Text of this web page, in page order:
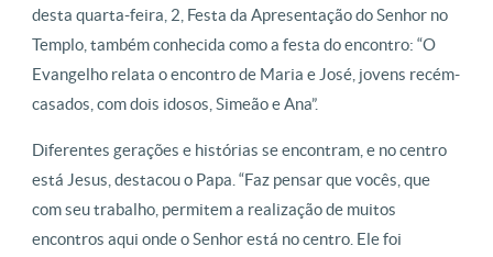
desta quarta-feira, 2, Festa da Apresentação do Senhor no
Templo, também conhecida como a festa do encontro: “O
Evangelho relata o encontro de Maria e José, jovens recém-
casados, com dois idosos, Simeão e Ana”.
Diferentes gerações e histórias se encontram, e no centro
está Jesus, destacou o Papa. “Faz pensar que vocês, que
com seu trabalho, permitem a realização de muitos
encontros aqui onde o Senhor está no centro. Ele foi